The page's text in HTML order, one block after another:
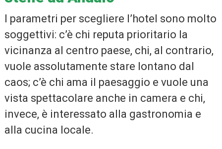
I parametri per scegliere l’hotel sono molto
soggettivi: c’è chi reputa prioritario la
vicinanza al centro paese, chi, al contrario,
vuole assolutamente stare lontano dal
caos; c’è chi ama il paesaggio e vuole una
vista spettacolare anche in camera e chi,
invece, è interessato alla gastronomia e
alla cucina locale.